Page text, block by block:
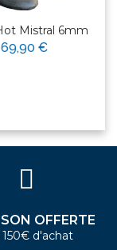
Mistral 6mm
69,90 €
OFFERTE
150€ d'achat